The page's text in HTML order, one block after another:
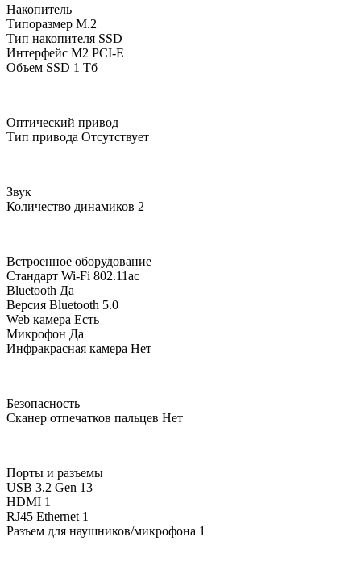
Накопитель
Типоразмер M.2
Тип накопителя SSD
Интерфейс M2 PCI-E
Объем SSD 1 Тб
Оптический привод
Тип привода Отсутствует
Звук
Количество динамиков 2
Встроенное оборудование
Стандарт Wi-Fi 802.11ac
Bluetooth Да
Версия Bluetooth 5.0
Web камера Есть
Микрофон Да
Инфракрасная камера Нет
Безопасность
Сканер отпечатков пальцев Нет
Порты и разъемы
USB 3.2 Gen 13
HDMI 1
RJ45 Ethernet 1
Разъем для наушников/микрофона 1